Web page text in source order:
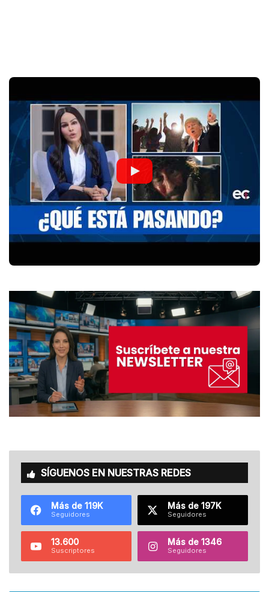
SÍGUENOS EN NUESTRAS REDES
Más de 119K
Seguidores
Más de 197K
Seguidores
13.600
Suscriptores
Más de 1346
Seguidores